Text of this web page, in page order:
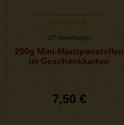
227 Bewertungen
250g Mini-Marzipanstollen
im Geschenkkarton
7,50 €